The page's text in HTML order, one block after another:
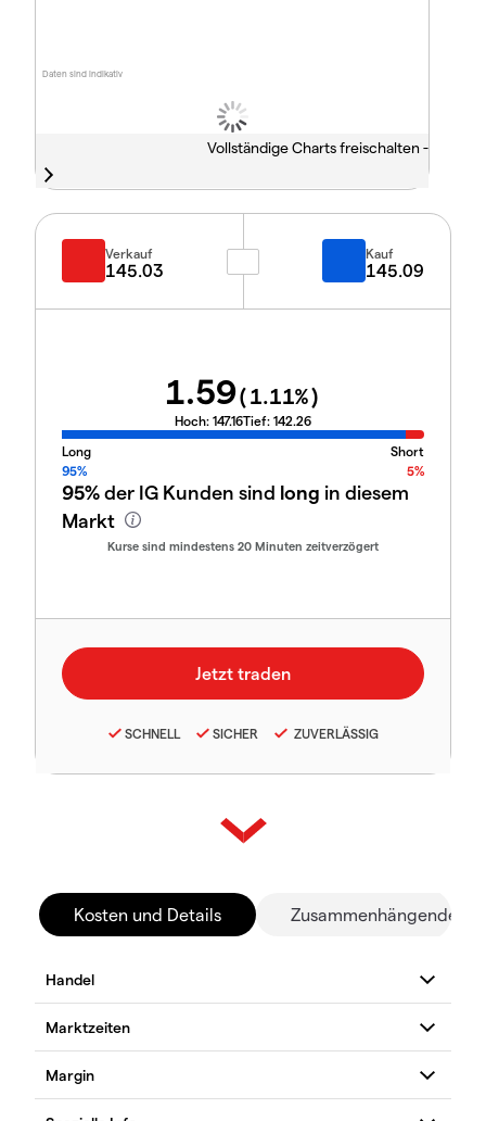
Daten sind indikativ
Vollständige Charts freischalten -
Verkauf
145.03
Kauf
145.09
1.59(1.11%)
Hoch: 147.16Tief: 142.26
Long
Short
95%
5%
95%der IG Kunden sind long in diesem
Markt
Kurse sind mindestens 20 Minuten zeitverzögert
SCHNELL SICHER ZUVERLÄSSIG
Kosten und Details Zusammenhängende